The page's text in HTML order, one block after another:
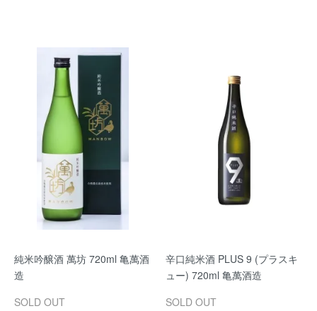
純米吟醸酒 萬坊 720ml 亀萬酒
造
SOLD OUT
辛口純米酒 PLUS 9 (プラスキ
ュー) 720ml 亀萬酒造
SOLD OUT